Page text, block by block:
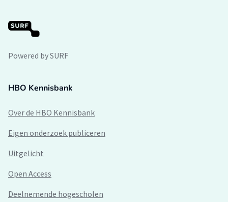
Powered by SURF
HBO Kennisbank
Over de HBO Kennisbank
Eigen onderzoek publiceren
Uitgelicht
Open Access
Deelnemende hogescholen